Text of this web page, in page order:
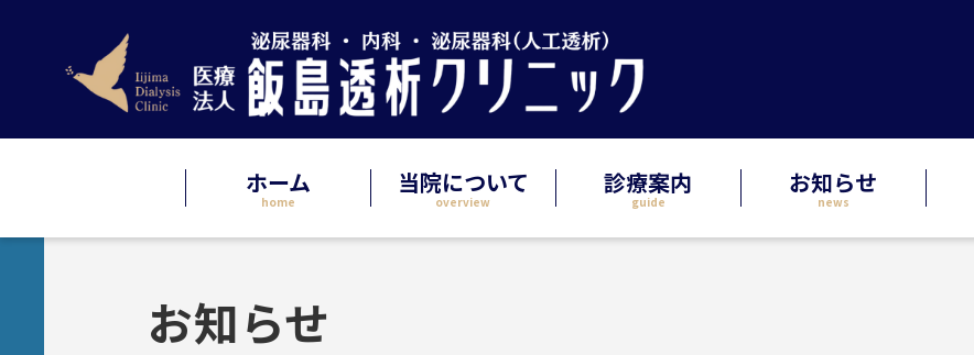
ホーム
home
当院について
overview
診療案内
guide
お知らせ
news
お知らせ